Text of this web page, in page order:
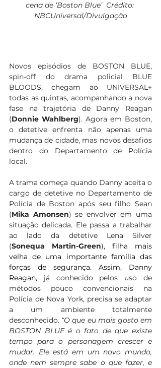
cena de ‘Boston Blue’  Crédito:
NBCUniversal/Divulgação
Novos episódios de BOSTON BLUE,
spin-off do drama policial BLUE
BLOODS, chegam ao UNIVERSAL+
todas as quintas, acompanhando a nova
fase na trajetória de Danny Reagan
(Donnie Wahlberg). Agora em Boston,
o detetive enfrenta não apenas uma
mudança de cidade, mas novos desafios
dentro do Departamento de Polícia
local.
A trama começa quando Danny aceita o
cargo de detetive no Departamento de
Polícia de Boston após seu filho Sean
(Mika Amonsen) se envolver em uma
situação delicada. Ele passa a trabalhar
ao lado da detetive Lena Silver
(Sonequa Martin-Green), filha mais
velha de uma importante família das
forças de segurança. Assim, Danny
Reagan, já conhecido pelos uso de
métodos pouco convencionais na
Polícia de Nova York, precisa se adaptar
a um ambiente totalmente
desconhecido. “O que eu mais gosto em
BOSTON BLUE é o fato de que existe
tempo para o personagem crescer e
mudar. Ele está em um novo mundo,
onde nem sempre sabe o que fazer, e